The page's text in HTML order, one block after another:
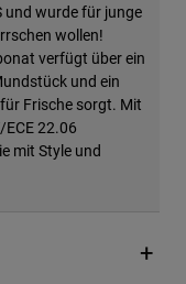
und wurde für junge
wollen!
verfügt über ein
und ein
Frische sorgt. Mit
ECE 22.06
mit Style und